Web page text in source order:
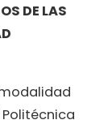
DE LAS